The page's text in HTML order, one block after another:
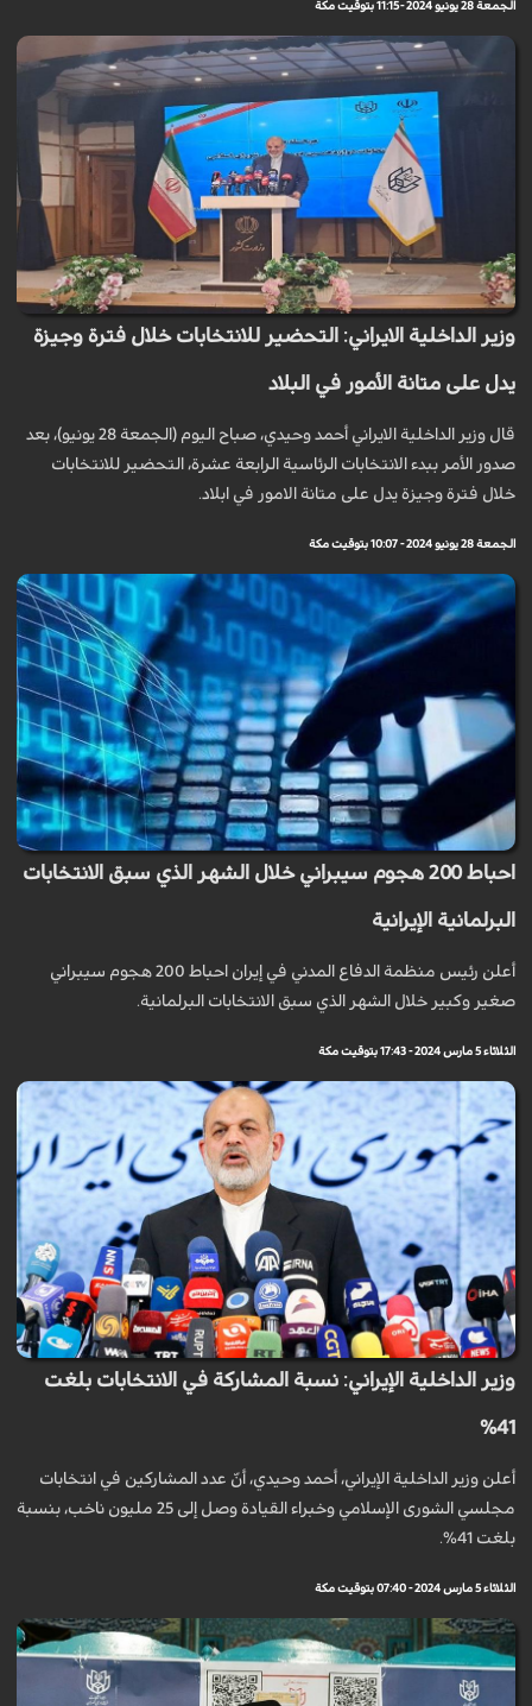
الجمعة 28 يونيو 2024 - 11:15 بتوقيت مكة
وزير الداخلية الايراني: التحضير للانتخابات خلال فترة وجيزة
يدل على متانة الأمور في البلاد
قال وزير الداخلية الايراني أحمد وحيدي، صباح اليوم (الجمعة 28 يونيو)، بعد
صدور الأمر ببدء الانتخابات الرئاسية الرابعة عشرة، التحضير للانتخابات
خلال فترة وجيزة يدل على متانة الامور في ابلاد.
الجمعة 28 يونيو 2024 - 10:07 بتوقيت مكة
احباط 200 هجوم سيبراني خلال الشهر الذي سبق الانتخابات
البرلمانية الإيرانية
أعلن رئيس منظمة الدفاع المدني في إيران احباط 200 هجوم سيبراني
صغير وكبير خلال الشهر الذي سبق الانتخابات البرلمانية.
الثلاثاء 5 مارس 2024 - 17:43 بتوقيت مكة
وزير الداخلية الإيراني: نسبة المشاركة في الانتخابات بلغت
41%
أعلن وزير الداخلية الإيراني، أحمد وحيدي، أنّ عدد المشاركين في انتخابات
مجلسي الشورى الإسلامي وخبراء القيادة وصل إلى 25 مليون ناخب، بنسبة
بلغت 41%.
الثلاثاء 5 مارس 2024 - 07:40 بتوقيت مكة